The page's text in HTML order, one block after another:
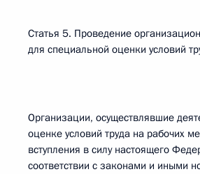
Статья 5. Проведение
для специальной оценки условий
Организации, осуществлявшие
оценке условий труда на рабочих
вступления в силу настоящего
соответствии с законами и иными